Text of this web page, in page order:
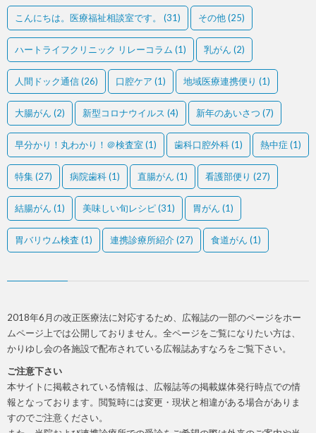
こんにちは。医療福祉相談室です。 (31) その他(25)
ハートライフクリニック リレーコラム (1) 乳がん (2)
人間ドック通信(26) 口腔ケア (1) 地域医療連携便り (1)
大腸がん (2) 新型コロナウイルス (4) 新年のあいさつ (7)
早分かり！丸わかり！＠検査室 (1) 歯科口腔外科(1) 熱中症 (1)
特集(27) 病院歯科(1) 直腸がん (1) 看護部便り (27)
結腸がん (1) 美味しい旬レシピ(31) 胃がん (1)
胃バリウム検査 (1) 連携診療所紹介(27) 食道がん (1)
2018年6月の改正医療法に対応するため、広報誌の一部のページをホー
ムページ上では公開しておりません。全ページをご覧になりたい方は、
かりゆし会の各施設で配布されている広報誌あすなろをご覧下さい。
ご注意下さい
本サイトに掲載されている情報は、広報誌等の掲載媒体発行時点での情
報となっております。閲覧時には変更・現状と相違がある場合がありま
すのでご注意ください。